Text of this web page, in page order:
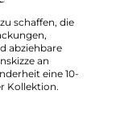
schaffen, die
abziehbare
an
eine 10-
Kollektion.